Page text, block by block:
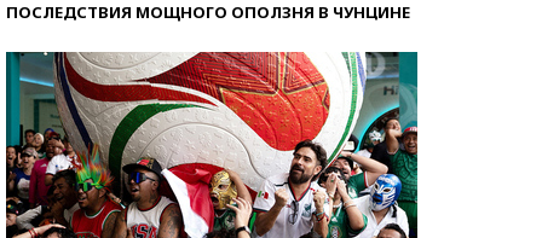
ПОСЛЕДСТВИЯ МОЩНОГО ОПОЛЗНЯ В ЧУНЦИНЕ